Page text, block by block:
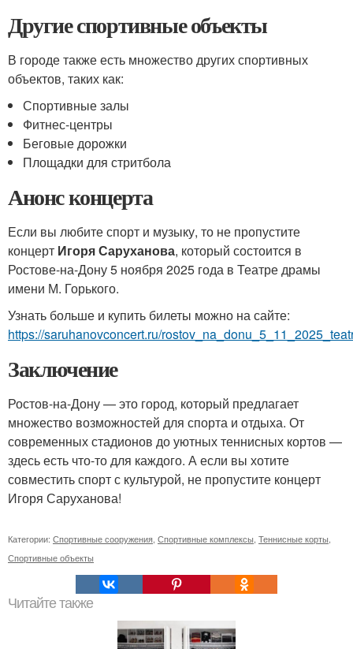
Другие спортивные объекты
В городе также есть множество других спортивных
объектов, таких как:
Спортивные залы
Фитнес-центры
Беговые дорожки
Площадки для стритбола
Анонс концерта
Если вы любите спорт и музыку, то не пропустите
концерт Игоря Саруханова, который состоится в
Ростове-на-Дону 5 ноября 2025 года в Театре драмы
имени М. Горького.
Узнать больше и купить билеты можно на сайте:
https://saruhanovconcert.ru/
Заключение
Ростов-на-Дону — это город, который предлагает
множество возможностей для спорта и отдыха. От
современных стадионов до уютных теннисных кортов —
здесь есть что-то для каждого. А если вы хотите
совместить спорт с культурой, не пропустите концерт
Игоря Саруханова!
Категории: Спортивные сооружения Спортивные комплексы Теннисные корты
Спортивные объекты
Читайте также